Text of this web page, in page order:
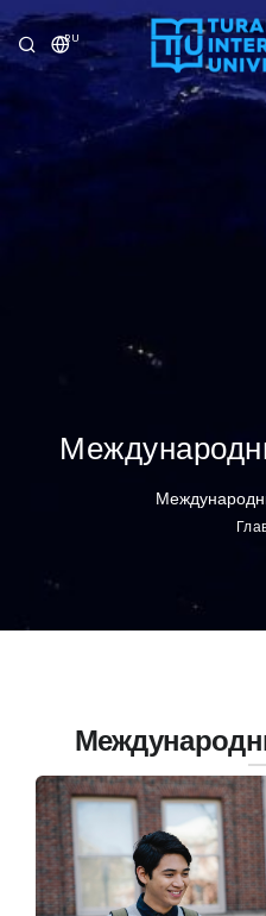
RU
УНИВЕРСИТЕТ
ПРОГРАММЫ